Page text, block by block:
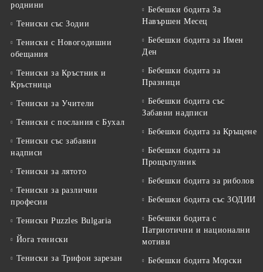
роднини
Тениски със Зодии
Тениски с Новогодишни
обещания
Тениски за Кръстник и
Кръстница
Тениски за Учители
Тениски с послания с Бухал
Тениски със забавни
надписи
Тениски за лятото
Тениски за различни
професии
Тениски Puzzles Bulgaria
Йога тениски
Тениски за Трифон зарезан
Бебешки бодита За
Навършен Месец
Бебешки бодита за Имен
Ден
Бебешки бодита за
Празници
Бебешки бодита със
Забавни надписи
Бебешки бодита за Кръщене
Бебешки бодита за
Прощъпулник
Бебешки бодита за риболов
Бебешки бодита със ЗОДИИ
Бебешки бодита с
Патриотични и национални
мотиви
Бебешки бодита Морски